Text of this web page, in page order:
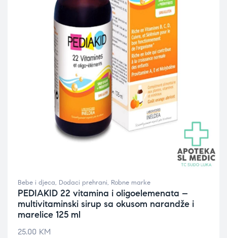
Bebe i djeca, Dodaci prehrani, Robne marke
PEDIAKID 22 vitamina i oligoelemenata –
multivitaminski sirup sa okusom narandže i
marelice 125 ml
25.00 KM